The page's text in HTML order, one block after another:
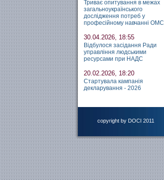
Триває опитування в межах
загальноукраїнського
дослідження потреб у
професійному навчанні ОМС
30.04.2026, 18:55
Відбулося засідання Ради
управління людськими
ресурсами при НАДС
20.02.2026, 18:20
Стартувала кампанія
декларування - 2026
copyright by DOCI 2011